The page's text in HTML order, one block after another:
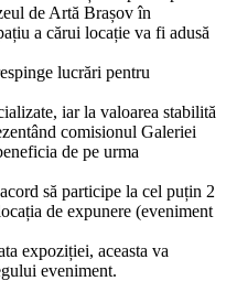
de Artă Brașov în
a cărui locație va fi adusă
lucrări pentru
iar la valoarea stabilită
comisionul Galeriei
de pe urma
să participe la cel puțin 2
de expunere (eveniment
expoziției, aceasta va
eveniment.